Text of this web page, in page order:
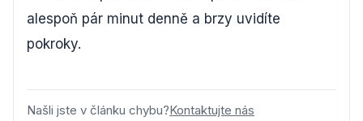
alespoň pár minut denně a brzy uvidíte
pokroky.
Našli jste v článku chybu?Kontaktujte nás